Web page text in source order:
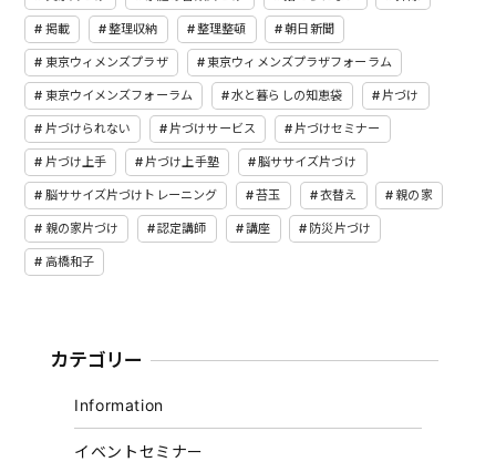
掲載 整理収納 整理整頓 朝日新聞
東京ウィメンズプラザ 東京ウィメンズプラザフォーラム
東京ウイメンズフォーラム 水と暮らしの知恵袋 片づけ
片づけられない 片づけサービス 片づけセミナー
片づけ上手 片づけ上手塾 脳ササイズ片づけ
脳ササイズ片づけトレーニング 苔玉 衣替え 親の家
親の家片づけ 認定講師 講座 防災片づけ
高橋和子
カテゴリー
Information
イベントセミナー